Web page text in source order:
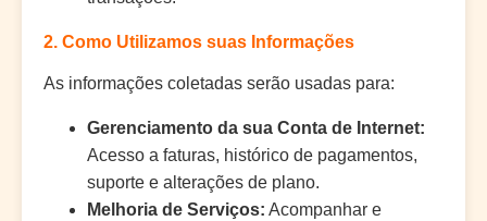
2. Como Utilizamos suas Informações
As informações coletadas serão usadas para:
Gerenciamento da sua Conta de Internet:
Acesso a faturas, histórico de pagamentos,
suporte e alterações de plano.
Melhoria de Serviços: Acompanhar e